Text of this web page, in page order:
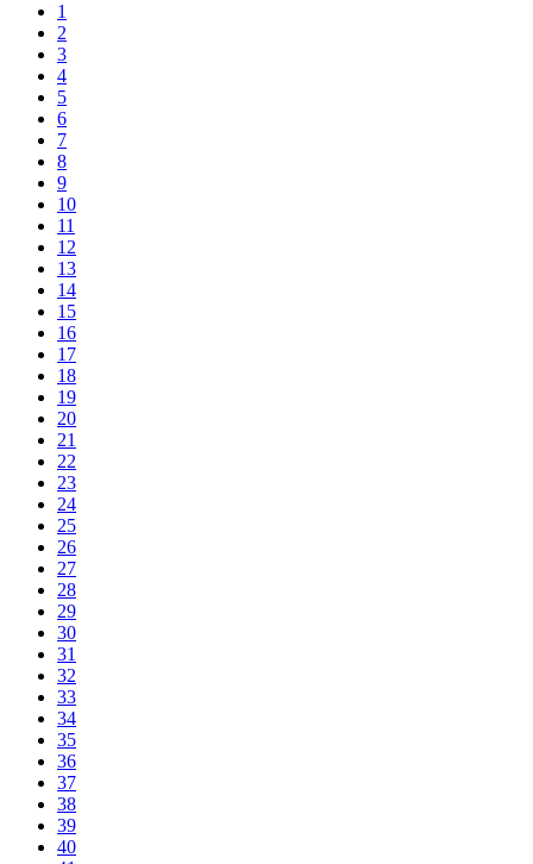
1
2
3
4
5
6
7
8
9
10
11
12
13
14
15
16
17
18
19
20
21
22
23
24
25
26
27
28
29
30
31
32
33
34
35
36
37
38
39
40